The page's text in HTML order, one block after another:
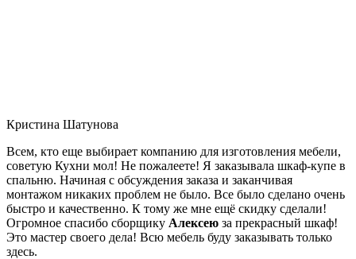
Кристина Шатунова
Всем, кто еще выбирает компанию для изготовления мебели,
советую Кухни мол! Не пожалеете! Я заказывала шкаф-купе в
спальню. Начиная с обсуждения заказа и заканчивая
монтажом никаких проблем не было. Все было сделано очень
быстро и качественно. К тому же мне ещё скидку сделали!
Огромное спасибо сборщику Алексею за прекрасный шкаф!
Это мастер своего дела! Всю мебель буду заказывать только
здесь.